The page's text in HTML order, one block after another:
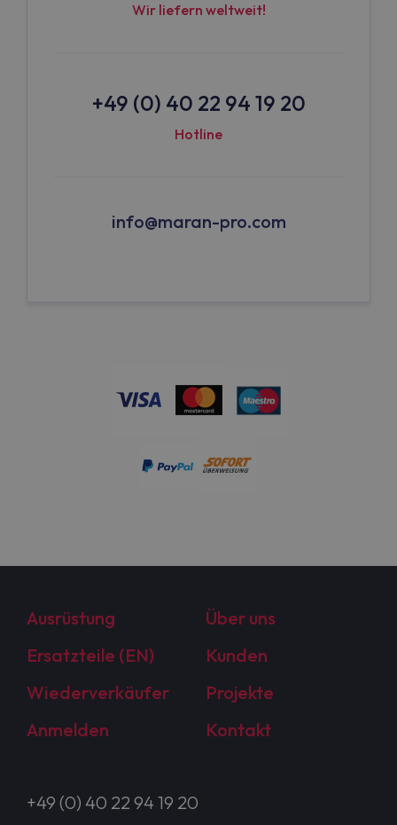
Wir liefern weltweit!
+49 (0) 40 22 94 19 20
Hotline
info@maran-pro.com
Ausrüstung
Über uns
Ersatzteile (EN)
Kunden
Wiederverkäufer
Projekte
Anmelden
Kontakt
+49 (0) 40 22 94 19 20